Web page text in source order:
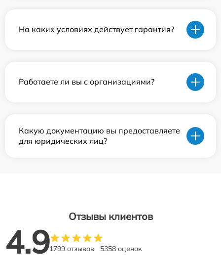
На каких условиях действует гарантия?
Работаете ли вы с организациями?
Какую документацию вы предоставляете
для юридических лиц?
Отзывы клиентов
4.91799 отзывов 5358 оценок